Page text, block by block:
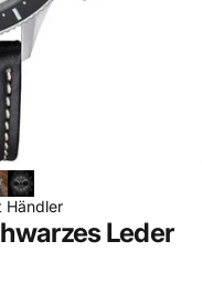
Händler
Leder